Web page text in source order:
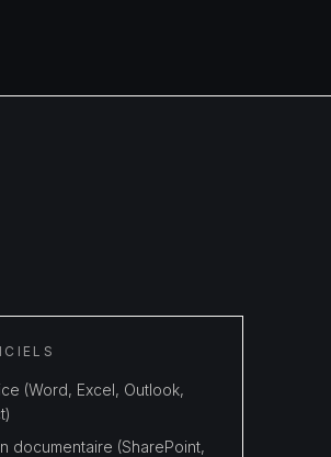
(Word, Excel, Outlook,
documentaire (SharePoint,